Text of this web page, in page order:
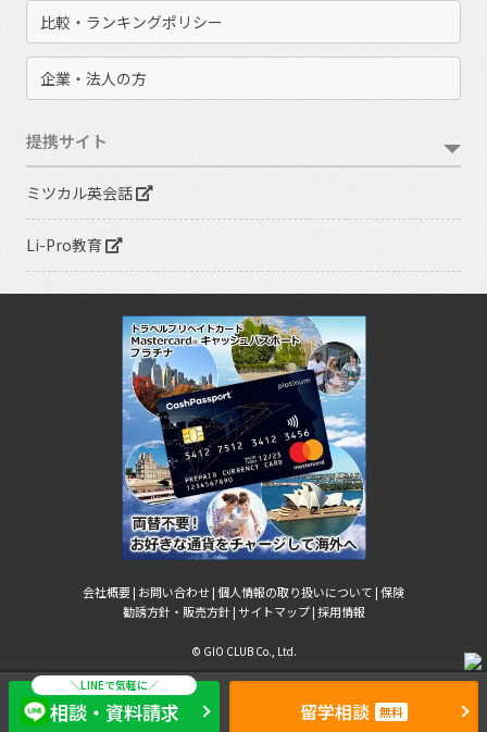
比較・ランキングポリシー
企業・法人の方
提携サイト
ミツカル英会話
Li-Pro教育
会社概要 | お問い合わせ |個人情報の取り扱いについて |保険
勧誘方針・販売方針 |サイトマップ |採用情報
© GIO CLUB Co., Ltd.
相談・資料請求 留学相談 無料